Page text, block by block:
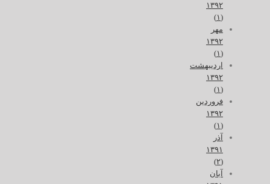
۱۳۹۲
(۱)
مهر
۱۳۹۲
(۱)
اردیبهشت
۱۳۹۲
(۱)
فروردین
۱۳۹۲
(۱)
آذر
۱۳۹۱
(۲)
آبان